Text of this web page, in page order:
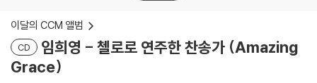
이달의 CCM 앨범
CD
임희영 - 첼로로 연주한 찬송가 (Amazing
Grace)